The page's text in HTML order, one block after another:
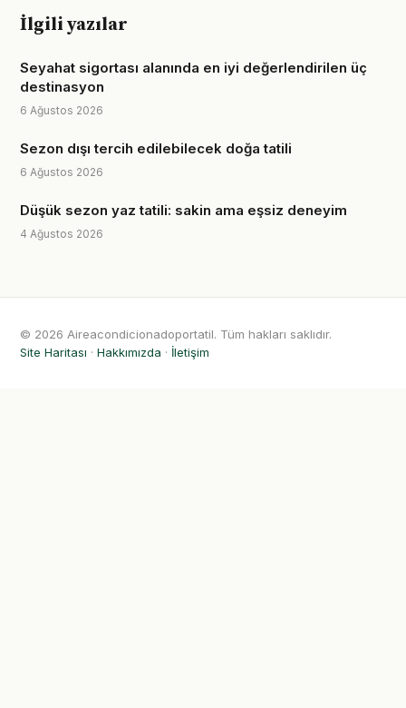
İlgili yazılar
Seyahat sigortası alanında en iyi değerlendirilen üç
destinasyon
6 Ağustos 2026
Sezon dışı tercih edilebilecek doğa tatili
6 Ağustos 2026
Düşük sezon yaz tatili: sakin ama eşsiz deneyim
4 Ağustos 2026
© 2026 Aireacondicionadoportatil. Tüm hakları saklıdır.
Site Haritası · Hakkımızda · İletişim